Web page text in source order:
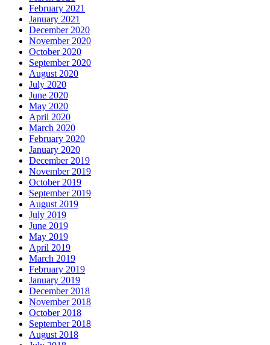
February 2021
January 2021
December 2020
November 2020
October 2020
September 2020
August 2020
July 2020
June 2020
May 2020
April 2020
March 2020
February 2020
January 2020
December 2019
November 2019
October 2019
September 2019
August 2019
July 2019
June 2019
May 2019
April 2019
March 2019
February 2019
January 2019
December 2018
November 2018
October 2018
September 2018
August 2018